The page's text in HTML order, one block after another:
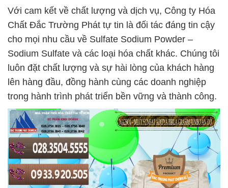
Với cam kết về chất lượng và dịch vụ, Công ty Hóa
Chất Đắc Trường Phát tự tin là đối tác đáng tin cậy
cho mọi nhu cầu về Sulfate Sodium Powder –
Sodium Sulfate và các loại hóa chất khác. Chúng tôi
luôn đặt chất lượng và sự hài lòng của khách hàng
lên hàng đầu, đồng hành cùng các doanh nghiệp
trong hành trình phát triển bền vững và thành công.